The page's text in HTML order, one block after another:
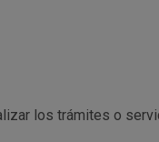
los trámites o